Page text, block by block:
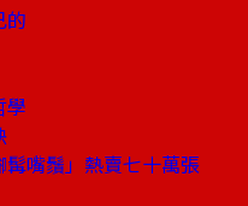
的
學
嘴鬚」熱賣七十萬張